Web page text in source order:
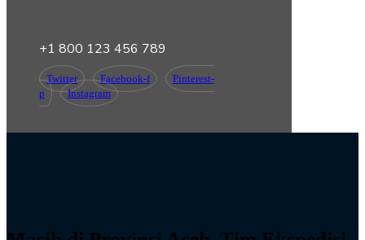
+1 800 123 456 789
Twitter Facebook-f
Pinterest-
p
Instagram